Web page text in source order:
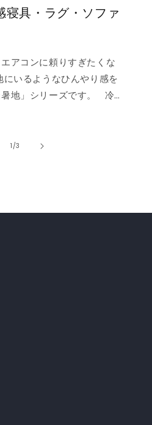
寝具・ラグ・ソファ
アコンに頼りすぎたくな
いるようなひんやり感を
地」シリーズです。 冷
くなる冷たさ”を実現しま
ブルケット ❄️強冷感リバ
マット ❄️強冷感ソファーパ
🍃【New!!】通年使えるレ
(ハーフ/シングル/セミダ
とろっとしたくしゅくし
間避暑地 くしゅくしゅケ
SD...
1/の
3